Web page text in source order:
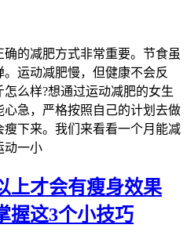
的减肥方式非常重要。节食虽
运动减肥慢，但健康不会反
么样?想通过运动减肥的女生
急，严格按照自己的计划去做
下来。我们来看看一个月能减
动一小
上才会有瘦身效果
握这3个小技巧